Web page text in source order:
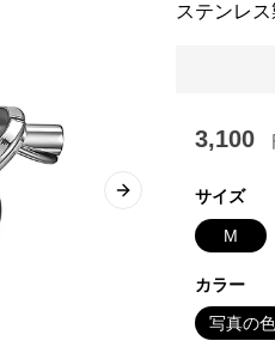
Next slide
ステンレ
3,100
サイズ
M
カラー
写真の色